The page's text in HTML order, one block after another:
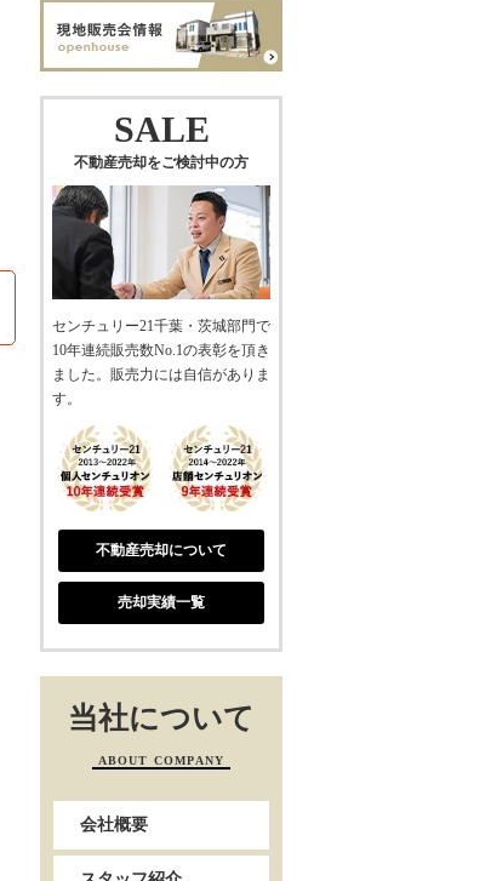
SALE
不動産売却をご検討中の方
センチュリー21千葉・茨城部門で
10年連続販売数No.1の表彰を頂き
ました。販売力には自信がありま
す。
不動産売却について
売却実績一覧
当社について
ABOUT COMPANY
会社概要